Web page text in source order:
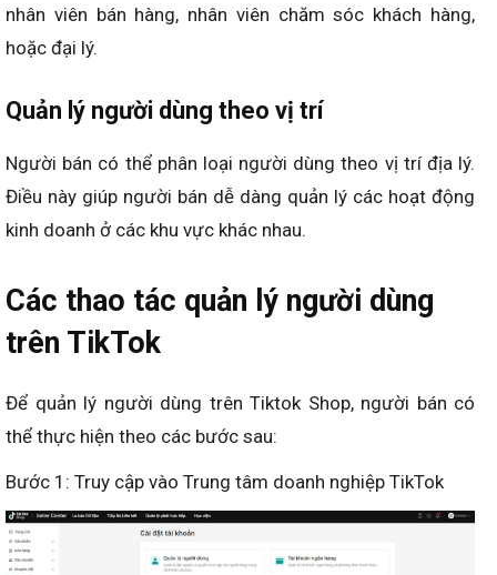
nhân viên bán hàng, nhân viên chăm sóc khách hàng,
hoặc đại lý.
Quản lý người dùng theo vị trí
Người bán có thể phân loại người dùng theo vị trí địa lý.
Điều này giúp người bán dễ dàng quản lý các hoạt động
kinh doanh ở các khu vực khác nhau.
Các thao tác quản lý người dùng
trên TikTok
Để quản lý người dùng trên Tiktok Shop, người bán có
thể thực hiện theo các bước sau:
Bước 1: Truy cập vào Trung tâm doanh nghiệp TikTok